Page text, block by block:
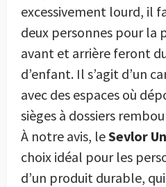
excessivement lourd, il
deux personnes pour la
avant et arrière feront
d’enfant. Il s’agit d’un
avec des espaces où
sièges à dossiers
À notre avis, leSevlor
choix idéal pour les
d’un produit durable,